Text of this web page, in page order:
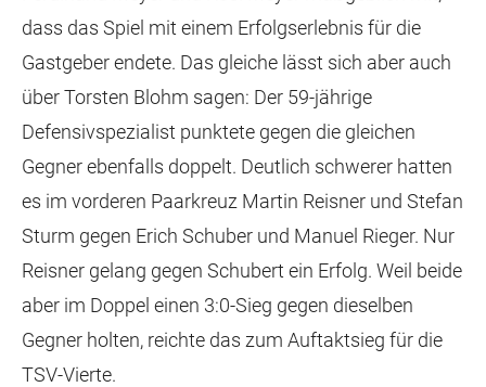
dass das Spiel mit einem Erfolgserlebnis für die
Gastgeber endete. Das gleiche lässt sich aber auch
über Torsten Blohm sagen: Der 59-jährige
Defensivspezialist punktete gegen die gleichen
Gegner ebenfalls doppelt. Deutlich schwerer hatten
es im vorderen Paarkreuz Martin Reisner und Stefan
Sturm gegen Erich Schuber und Manuel Rieger. Nur
Reisner gelang gegen Schubert ein Erfolg. Weil beide
aber im Doppel einen 3:0-Sieg gegen dieselben
Gegner holten, reichte das zum Auftaktsieg für die
TSV-Vierte.